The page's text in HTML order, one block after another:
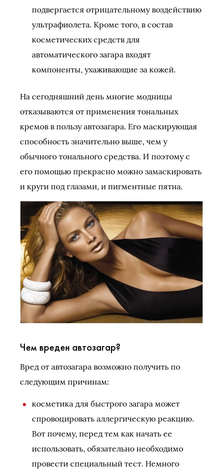
подвергается отрицательному воздействию
ультрафиолета. Кроме того, в состав
косметических средств для
автоматического загара входят
компоненты, ухаживающие за кожей.
На сегодняшний день многие модницы
отказываются от применения тональных
кремов в пользу автозагара. Его маскирующая
способность значительно выше, чем у
обычного тонального средства. И поэтому с
его помощью прекрасно можно замаскировать
и круги под глазами, и пигментные пятна.
Чем вреден автозагар?
Вред от автозагара возможно получить по
следующим причинам:
косметика для быстрого загара может
спровоцировать аллергическую реакцию.
Вот почему, перед тем как начать ее
использовать, обязательно необходимо
провести специальный тест. Немного